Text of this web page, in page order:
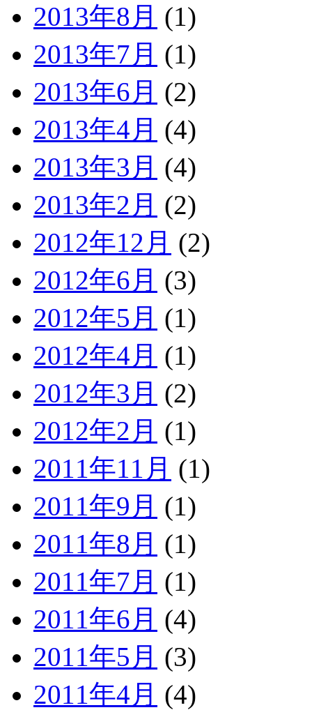
2013年8月 (1)
2013年7月 (1)
2013年6月 (2)
2013年4月 (4)
2013年3月 (4)
2013年2月 (2)
2012年12月 (2)
2012年6月 (3)
2012年5月 (1)
2012年4月 (1)
2012年3月 (2)
2012年2月 (1)
2011年11月 (1)
2011年9月 (1)
2011年8月 (1)
2011年7月 (1)
2011年6月 (4)
2011年5月 (3)
2011年4月 (4)